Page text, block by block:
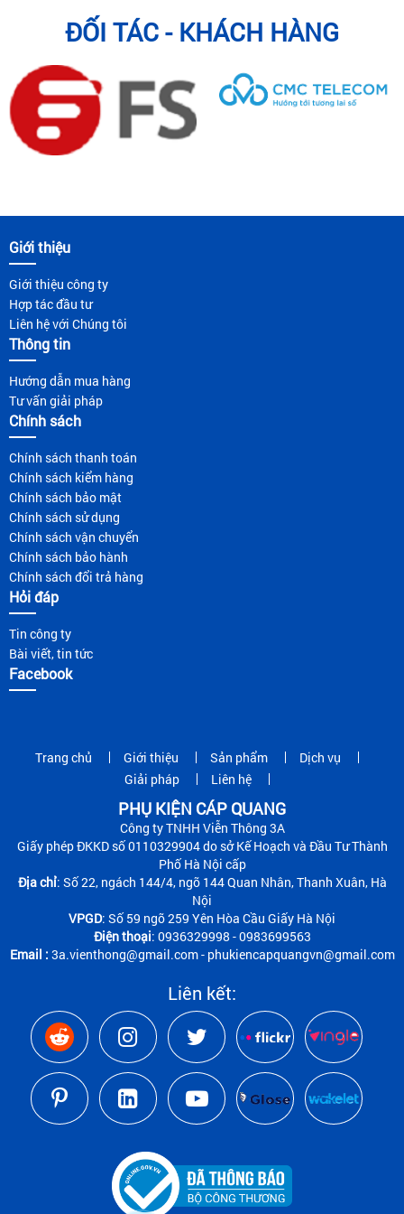
ĐỐI TÁC - KHÁCH HÀNG
Giới thiệu
Giới thiệu công ty
Hợp tác đầu tư
Liên hệ với Chúng tôi
Thông tin
Hướng dẫn mua hàng
Tư vấn giải pháp
Chính sách
Chính sách thanh toán
Chính sách kiểm hàng
Chính sách bảo mật
Chính sách sử dụng
Chính sách vận chuyển
Chính sách bảo hành
Chính sách đổi trả hàng
Hỏi đáp
Tin công ty
Bài viết, tin tức
Facebook
Trang chủ Giới thiệu Sản phẩm
Dịch vụ
Giải pháp
Liên hệ
PHỤ KIỆN CÁP QUANG
Công ty TNHH Viễn Thông 3A
Giấy phép ĐKKD số 0110329904 do sở Kế Hoạch và Đầu Tư Thành
Phố Hà Nội cấp
Địa chỉ: Số 22, ngách 144/4, ngõ 144 Quan Nhân, Thanh Xuân, Hà
Nội
VPGD: Số 59 ngõ 259 Yên Hòa Cầu Giấy Hà Nội
Điện thoại: 0936329998 - 0983699563
Email : 3a.vienthong@gmail.com - phukiencapquangvn@gmail.com
Liên kết: